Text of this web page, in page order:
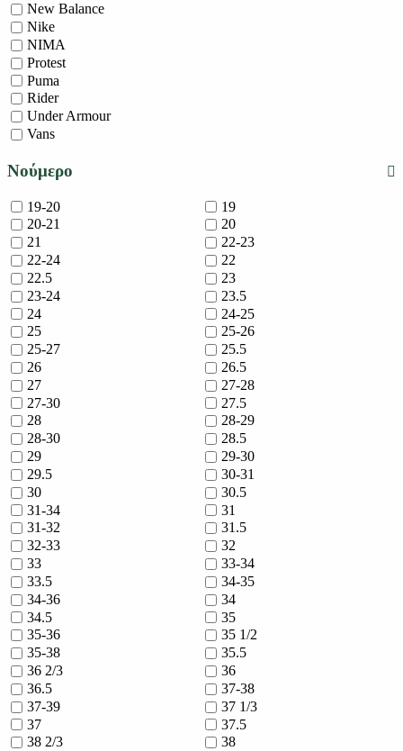
New Balance
Nike
NIMA
Protest
Puma
Rider
Under Armour
Vans
Νούμερο
19-20
19
20-21
20
21
22-23
22-24
22
22.5
23
23-24
23.5
24
24-25
25
25-26
25-27
25.5
26
26.5
27
27-28
27-30
27.5
28
28-29
28-30
28.5
29
29-30
29.5
30-31
30
30.5
31-34
31
31-32
31.5
32-33
32
33
33-34
33.5
34-35
34-36
34
34.5
35
35-36
35 1/2
35-38
35.5
36 2/3
36
36.5
37-38
37-39
37 1/3
37
37.5
38 2/3
38